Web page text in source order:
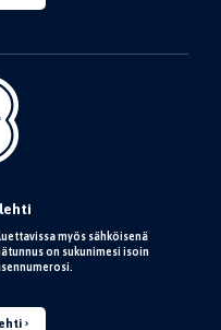
myös sähköisenä
on sukunimesi isoin